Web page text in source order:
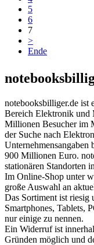
5
6
7
>
Ende
notebooksbilliger.de ist
Bereich Elektronik und
Millionen Besucher im
der Suche nach
Unternehmensangaben
900 Millionen Euro.
stationären Standorten
Im Online-Shop unter
große Auswahl an
Das Sortiment ist riesig
Smartphones, Tablets,
nur einige zu nennen.
Ein Widerruf ist
Gründen möglich und